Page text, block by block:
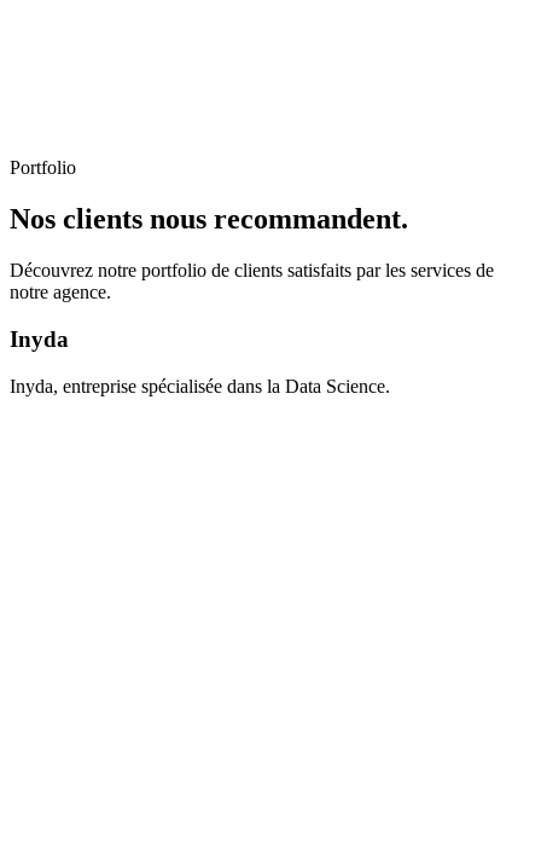
Portfolio
Nos clients nous recommandent.
Découvrez notre portfolio de clients satisfaits par les services de
notre agence.
Inyda
Inyda, entreprise spécialisée dans la Data Science.